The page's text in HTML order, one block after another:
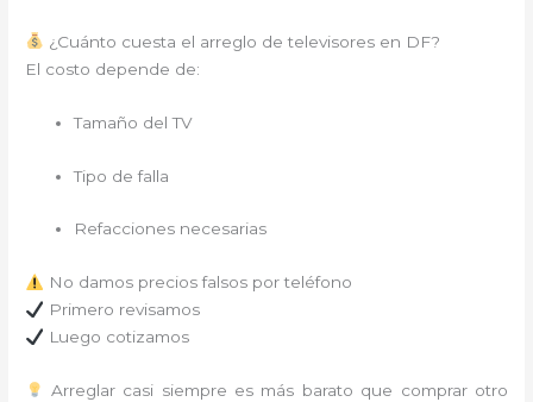
¿Cuánto cuesta el arreglo de televisores en DF?
El costo depende de:
Tamaño del TV
Tipo de falla
Refacciones necesarias
No damos precios falsos por teléfono
Primero revisamos
Luego cotizamos
Arreglar casi siempre es más barato que comprar otro